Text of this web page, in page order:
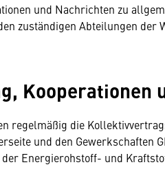
und Nachrichten zu
zuständigen Abteilungen der
Kooperationen
regelmäßig die
und den Gewerkschaften
der Energierohstoff- und